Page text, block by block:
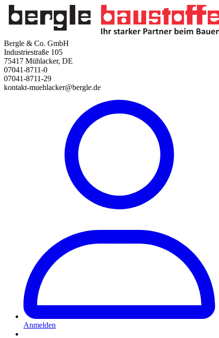
Bergle & Co. GmbH
Industriestraße 105
75417 Mühlacker, DE
07041-8711-0
07041-8711-29
kontakt-muehlacker@bergle.de
Anmelden